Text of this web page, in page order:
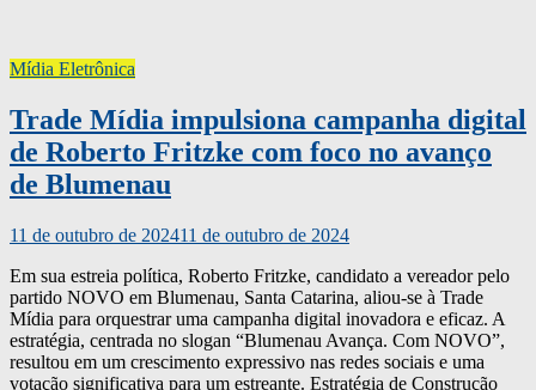
Mídia Eletrônica
Trade Mídia impulsiona campanha digital
de Roberto Fritzke com foco no avanço
de Blumenau
11 de outubro de 202411 de outubro de 2024
Em sua estreia política, Roberto Fritzke, candidato a vereador pelo
partido NOVO em Blumenau, Santa Catarina, aliou-se à Trade
Mídia para orquestrar uma campanha digital inovadora e eficaz. A
estratégia, centrada no slogan “Blumenau Avança. Com NOVO”,
resultou em um crescimento expressivo nas redes sociais e uma
votação significativa para um estreante. Estratégia de Construção